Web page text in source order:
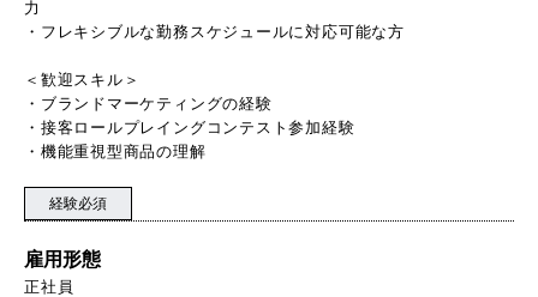
力
・フレキシブルな勤務スケジュールに対応可能な方
＜歓迎スキル＞
・ブランドマーケティングの経験
・接客ロールプレイングコンテスト参加経験
・機能重視型商品の理解
経験必須
雇用形態
正社員